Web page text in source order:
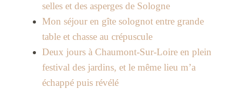
selles et des asperges de Sologne
Mon séjour en gîte solognot entre grande
table et chasse au crépuscule
Deux jours à Chaumont-Sur-Loire en plein
festival des jardins, et le même lieu m’a
échappé puis révélé